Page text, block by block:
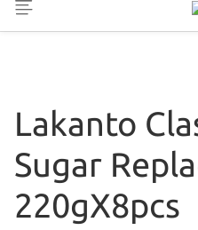
📢中元普渡活動開跑！
(含兩組)，每多
Lakanto
Sugar
220gX8pcs